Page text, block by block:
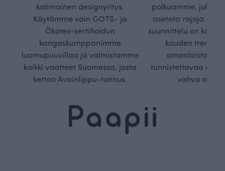
kotimainen designyritys.
Käytämme vain GOTS- ja
Ökotex-sertifioidun
kangaskumppanimme
luomupuuvillaa ja valmistamme
kaikki vaatteet Suomessa, josta
kertoo Avainlippu-tunnus.
polkuamme, jolla
aseteta rajoja.
suunnittelu on
kauden
omanlaista,
tunnistettavaa
vahva